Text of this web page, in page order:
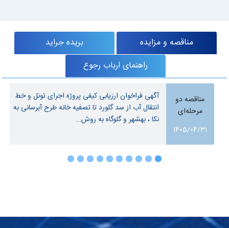
مناقصه و مزایده
بریده جراید
راهنمای ارباب رجوع
مناقصه دو
مرحله‌ای
1405/04/31
آگهی فراخوان ارزیابی کیفی پروژه اجرای تونل و خط
انتقال آب از سد گلورد تا تصفیه خانه طرح آبرسانی به
نکا ، بهشهر و گلوگاه به روش...